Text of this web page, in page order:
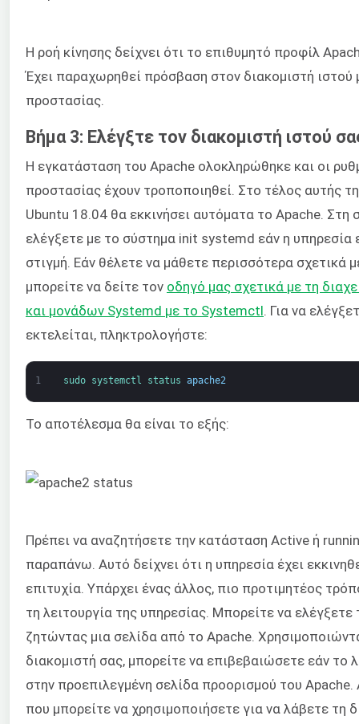
Η ροή κίνησης δείχνει ότι το επιθυμητό προφίλ
Έχει παραχωρηθεί πρόσβαση στον διακομιστή ιστού
προστασίας.
Βήμα 3: Ελέγξτε τον διακομιστή ιστού
Η εγκατάσταση του Apache ολοκληρώθηκε και οι
προστασίας έχουν τροποποιηθεί. Στο τέλος αυτής
Ubuntu 18.04 θα εκκινήσει αυτόματα το Apache. Στη
ελέγξετε με το σύστημα init systemd εάν η υπηρεσία
στιγμή. Εάν θέλετε να μάθετε περισσότερα σχετικά
μπορείτε να δείτε τον οδηγό μας σχετικά με τη
και μονάδων Systemd με το Systemctl . Για να
εκτελείται, πληκτρολογήστε:
1 sudo systemctl status apache2
Το αποτέλεσμα θα είναι το εξής:
Πρέπει να αναζητήσετε την κατάσταση Active ή
παραπάνω. Αυτό δείχνει ότι η υπηρεσία έχει
επιτυχία. Υπάρχει ένας άλλος, πιο προτιμητέος
τη λειτουργία της υπηρεσίας. Μπορείτε να
ζητώντας μια σελίδα από το Apache.
διακομιστή σας, μπορείτε να επιβεβαιώσετε εάν το
στην προεπιλεγμένη σελίδα προορισμού του Apache.
που μπορείτε να χρησιμοποιήσετε για να λάβετε τη